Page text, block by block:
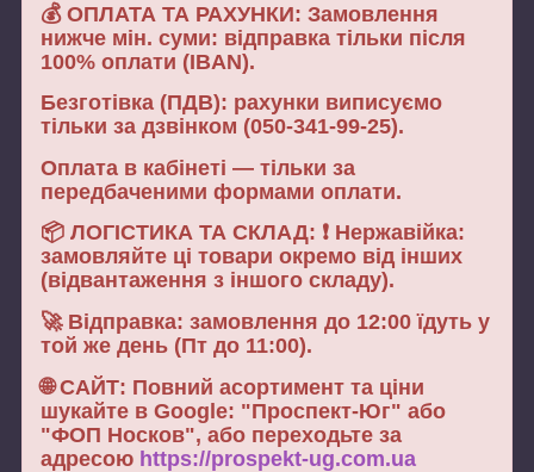
💰 ОПЛАТА ТА РАХУНКИ: Замовлення
нижче мін. суми: відправка тільки після
100% оплати (IBAN).
Безготівка (ПДВ): рахунки виписуємо
тільки за дзвінком (050-341-99-25).
Оплата в кабінеті — тільки за
передбаченими формами оплати.
📦 ЛОГІСТИКА ТА СКЛАД: ❗ Нержавійка:
замовляйте ці товари окремо від інших
(відвантаження з іншого складу).
🚀 Відправка: замовлення до 12:00 їдуть у
той же день (Пт до 11:00).
🌐 САЙТ: Повний асортимент та ціни
шукайте в Google: "Проспект-Юг" або
"ФОП Носков", або переходьте за
адресою https://prospekt-ug.com.ua